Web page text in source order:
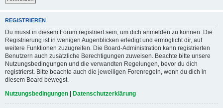
REGISTRIEREN
Du musst in diesem Forum registriert sein, um dich anmelden zu können. Die
Registrierung ist in wenigen Augenblicken erledigt und ermöglicht dir, auf
weitere Funktionen zuzugreifen. Die Board-Administration kann registrierten
Benutzern auch zusätzliche Berechtigungen zuweisen. Beachte bitte unsere
Nutzungsbedingungen und die verwandten Regelungen, bevor du dich
registrierst. Bitte beachte auch die jeweiligen Forenregeln, wenn du dich in
diesem Board bewegst.
Nutzungsbedingungen | Datenschutzerklärung